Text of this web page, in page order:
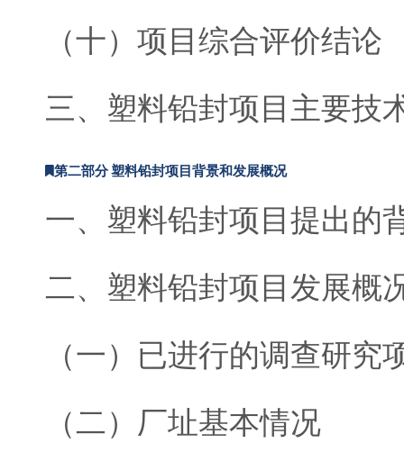
（十）项目综合评价结论
三、塑料铅封项目主要技
第二部分 塑料铅封项目背景和发展概况
一、塑料铅封项目提出的
二、塑料铅封项目发展概
（一）已进行的调查研究
（二）厂址基本情况